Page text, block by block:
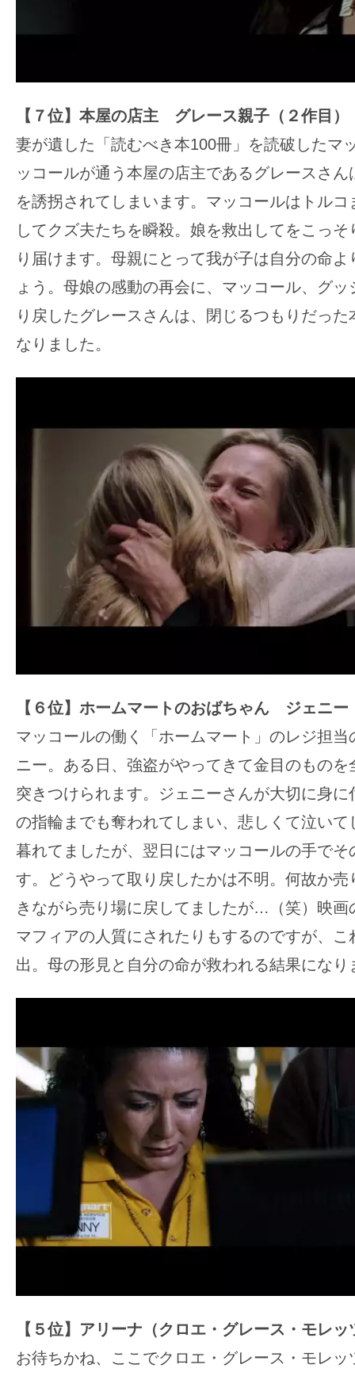
【７位】本屋の店主 グレース親子（２作目）
妻が遺した「読むべき本100冊」を読破したマ
ッコールが通う本屋の店主であるグレースさ
を誘拐されてしまいます。マッコールはトル
してクズ夫たちを瞬殺。娘を救出してをこっ
り届けます。母親にとって我が子は自分の命
ょう。母娘の感動の再会に、マッコール、グ
り戻したグレースさんは、閉じるつもりだっ
なりました。
【６位】ホームマートのおばちゃん ジェニー
マッコールの働く「ホームマート」のレジ担
ニー。ある日、強盗がやってきて金目のもの
突きつけられます。ジェニーさんが大切に身
の指輪までも奪われてしまい、悲しくて泣いて
暮れてましたが、翌日にはマッコールの手でそ
す。どうやって取り戻したかは不明。何故か売
きながら売り場に戻してましたが…（笑）映画
マフィアの人質にされたりもするのですが、
出。母の形見と自分の命が救われる結果になり
【５位】アリーナ（クロエ・グレース・モレ
お待ちかね、ここでクロエ・グレース・モレ